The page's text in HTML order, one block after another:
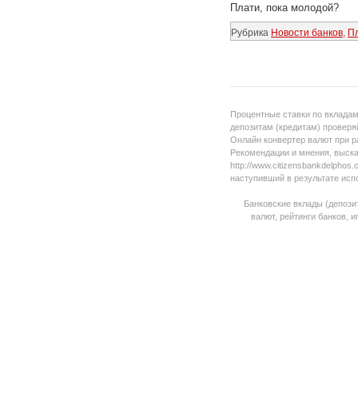
Плати, пока молодой?
Рубрика Новости банков
Процентные ставки по
депозитам (кредитам)
Онлайн конвертер валют при
Рекомендации и мнения,
http://
наступивший в результате
Банковские вклады
валют, рейтинги банков,